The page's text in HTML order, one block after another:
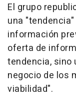
El grupo
una
información
oferta de
tendencia, sino
negocio de los
viabilidad".